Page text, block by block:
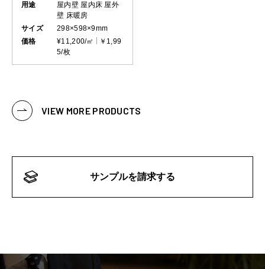
用途
屋内壁 屋内床 屋外
壁 床暖房
サイズ
298×598×9mm
価格
¥11,200/㎡
￥1,99
5/枚
VIEW MORE PRODUCTS
サンプルを請求する